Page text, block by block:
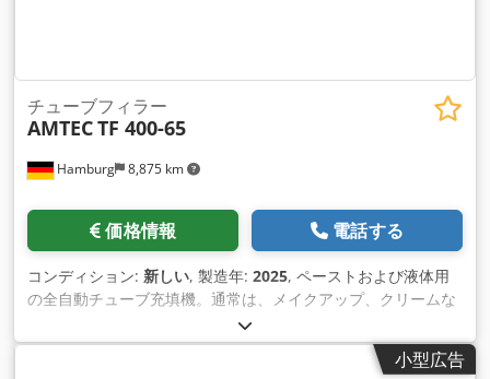
とにトラフが 1 つ必要)。チューブ長さ：50〜240mm;充填ヘッ
ドの数：2;保管容器容量：70L;製品と接触する部品は316Lステ
ンレス鋼で作 られています。電圧供給：220/380V、消費電
L2870xW1770xH2340mm 。 Dcodpfx Aev Nld Ijfmsk 新品価
い。梱包作業についてお気軽にお問い合わせください。 - 通
常、在庫からすぐに入手できる新しいマシンは 30 ～ 50 種類あ
ります。さらに、お客様の仕様に合わせて製造される機械の納
期は約 3 週間と非常に短くなっています。 - すべてのマシンに
は完全な保証が付いています。
Hamburg 8,875 km
チューブフィラー
AMTECTF 400-65
価格情報 電話する
コンディション: 新しい, 製造年: 2025, ペーストおよび液体用
の全自動チューブ充填機。通常は、メイクアップ、クリームな
どの化粧品、シャワージェル、ヘアシャンプー、ヘアジェ ル、
歯磨き粉、日焼け止めなどの一般的なケア製品に使用されま
す。プラスチック、金属、またはコーティングされた複合材料
小型広告